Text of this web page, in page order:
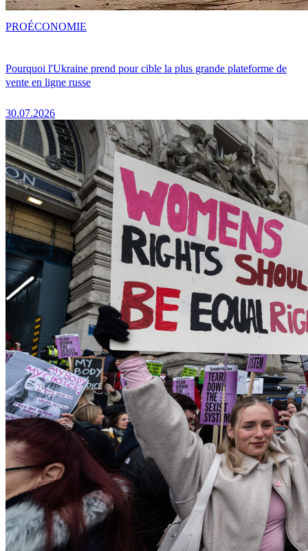
Pourquoi l'Ukraine prend pour cible la plus grande plateforme de
vente en ligne russe
30.07.2026
PROÉCONOMIE